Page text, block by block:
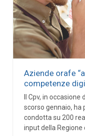
Aziende orafe
competenze
Il Cpv, in
scorso gennaio, ha
condotta su 200
input della Regione e